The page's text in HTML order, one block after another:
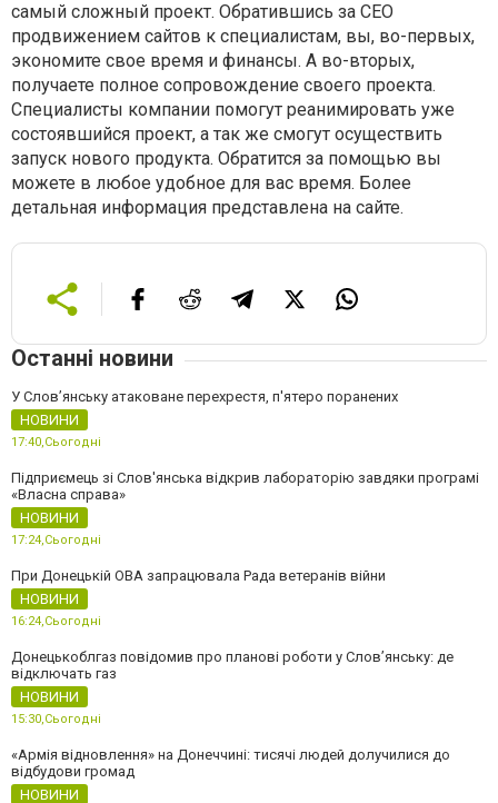
самый сложный проект. Обратившись за СЕО
продвижением сайтов к специалистам, вы, во-первых,
экономите свое время и финансы. А во-вторых,
получаете полное сопровождение своего проекта.
Специалисты компании помогут реанимировать уже
состоявшийся проект, а так же смогут осуществить
запуск нового продукта. Обратится за помощью вы
можете в любое удобное для вас время. Более
детальная информация представлена на сайте.
Останні новини
У Слов’янську атаковане перехрестя, п'ятеро поранених
НОВИНИ
17:40,Сьогодні
Підприємець зі Слов'янська відкрив лабораторію завдяки програмі
«Власна справа»
НОВИНИ
17:24,Сьогодні
При Донецькій ОВА запрацювала Рада ветеранів війни
НОВИНИ
16:24,Сьогодні
Донецькоблгаз повідомив про планові роботи у Слов’янську: де
відключать газ
НОВИНИ
15:30,Сьогодні
«Армія відновлення» на Донеччині: тисячі людей долучилися до
відбудови громад
НОВИНИ